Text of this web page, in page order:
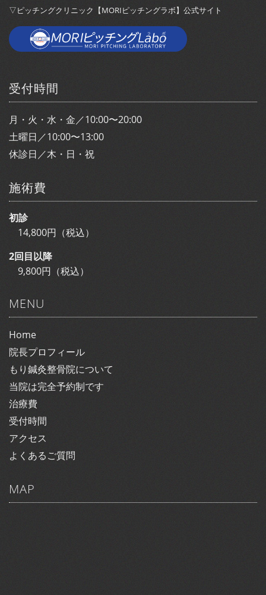
▽ピッチングクリニック【MORIピッチングラボ】公式サイト
受付時間
月・火・水・金／10:00〜20:00
土曜日／10:00〜13:00
休診日／木・日・祝
施術費
初診
14,800円（税込）
2回目以降
9,800円（税込）
MENU
Home
院長プロフィール
もり鍼灸整骨院について
当院は完全予約制です
治療費
受付時間
アクセス
よくあるご質問
MAP